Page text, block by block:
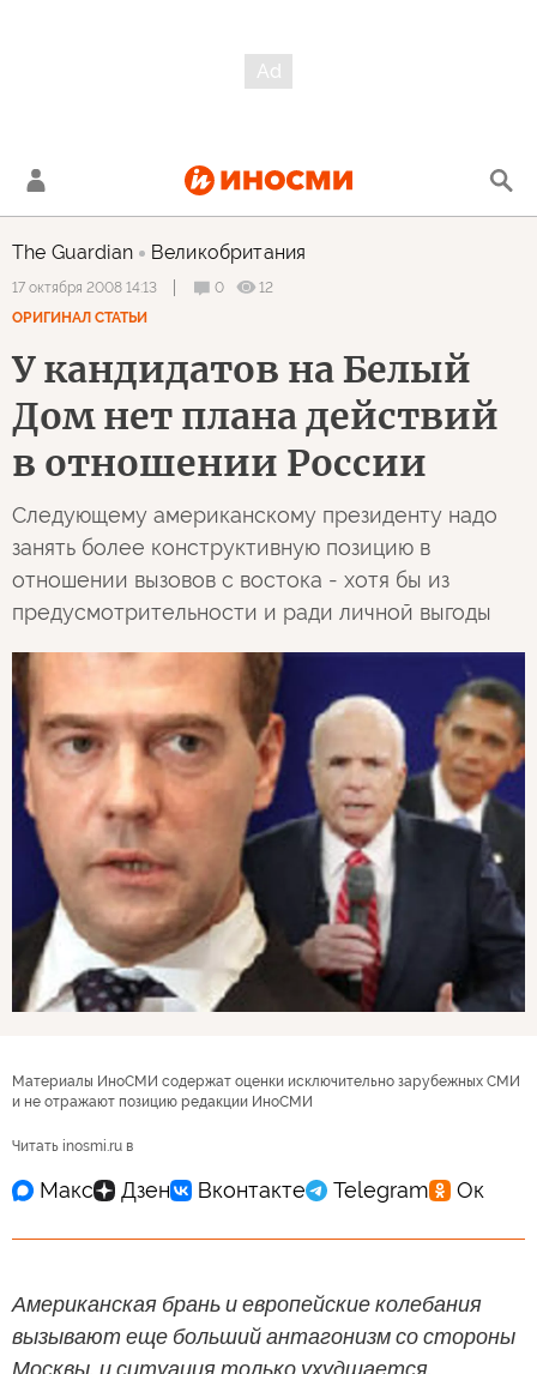
The Guardian Великобритания
17 октября 2008 14:13 0
12
ОРИГИНАЛ СТАТЬИ
У кандидатов на Белый
Дом нет плана действий
в отношении России
Следующему американскому президенту надо
занять более конструктивную позицию в
отношении вызовов с востока - хотя бы из
предусмотрительности и ради личной выгоды
Материалы ИноСМИ содержат оценки исключительно зарубежных СМИ
и не отражают позицию редакции ИноСМИ
Читать inosmi.ru в
Американская брань и европейские колебания
вызывают еще больший антагонизм со стороны
Москвы, и ситуация только ухудшается.